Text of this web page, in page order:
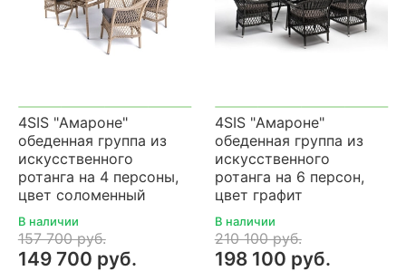
4SIS "Амароне"
обеденная группа из
искусственного
ротанга на 4 персоны,
цвет соломенный
В наличии
157 700 руб.
149 700 руб.
4SIS "Амароне"
обеденная группа из
искусственного
ротанга на 6 персон,
цвет графит
В наличии
210 100 руб.
198 100 руб.